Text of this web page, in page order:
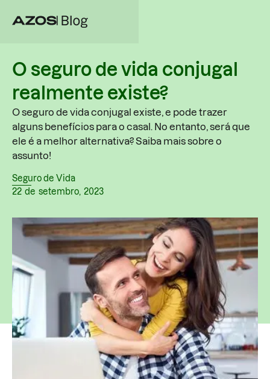
O seguro de vida conjugal
realmente existe?
O seguro de vida conjugal existe, e pode trazer
alguns benefícios para o casal. No entanto, será que
ele é a melhor alternativa? Saiba mais sobre o
assunto!
Seguro de Vida
22 de setembro, 2023